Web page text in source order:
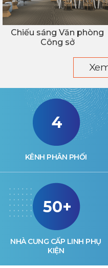
Chiếu sáng Văn phòng
Công sở
4
KÊNH PHÂN PHỐI
50+
NHÀ CUNG CẤP LINH PHỤ
KIỆN